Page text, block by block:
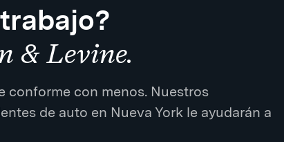
& Levine.
conforme con menos. Nuestros
de auto en Nueva York le ayudarán a